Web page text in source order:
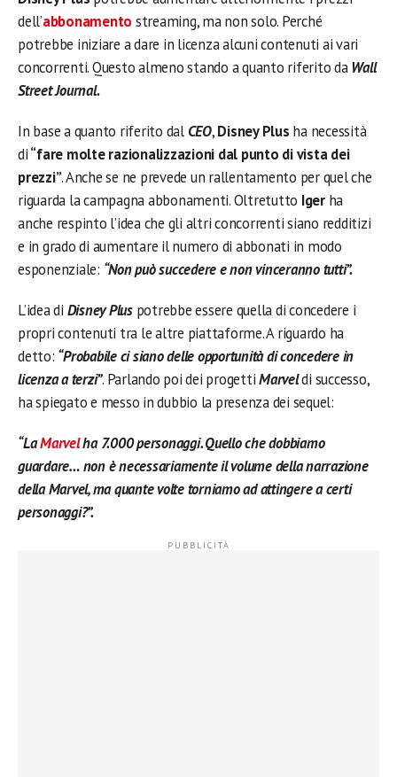
dell’abbonamento streaming, ma non solo. Perché
potrebbe iniziare a dare in licenza alcuni contenuti ai vari
concorrenti. Questo almeno stando a quanto riferito daWall
Street Journal.
In base a quanto riferito dal CEO,Disney Plus ha necessità
di“fare molte razionalizzazioni dal punto di vista dei
prezzi”. Anche se ne prevede un rallentamento per quel che
riguarda la campagna abbonamenti. Oltretutto Igerha
anche respinto l’idea che gli altri concorrenti siano redditizi
e in grado di aumentare il numero di abbonati in modo
esponenziale: “Non può succedere e non vinceranno tutti”.
L’idea di Disney Pluspotrebbe essere quella di concedere i
propri contenuti tra le altre piattaforme. A riguardo ha
detto: “Probabile ci siano delle opportunità di concedere in
licenza a terzi”. Parlando poi dei progettiMarveldi successo,
ha spiegato e messo in dubbio la presenza dei sequel:
“LaMarvelha 7.000 personaggi. Quello che dobbiamo
guardare… non è necessariamente il volume della narrazione
della Marvel, ma quante volte torniamo ad attingere a certi
personaggi?”.